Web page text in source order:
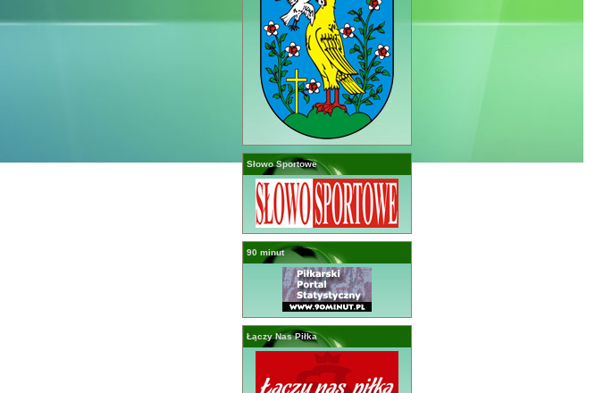
Słowo Sportowe
90 minut
Łączy Nas Piłka